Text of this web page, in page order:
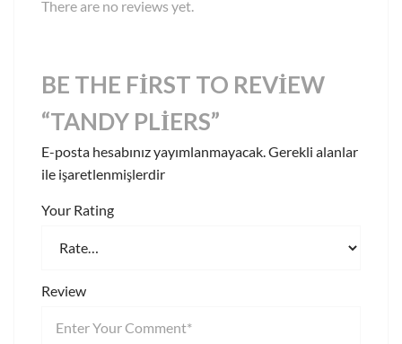
There are no reviews yet.
BE THE FIRST TO REVIEW
“TANDY PLIERS”
E-posta hesabınız yayımlanmayacak. Gerekli alanlar
ile işaretlenmişlerdir
Your Rating
Review